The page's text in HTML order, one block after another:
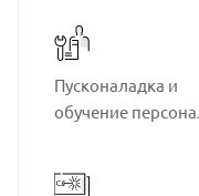
Пусконаладка и
обучение